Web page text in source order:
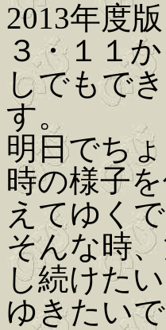
2013年度
３・１１
しでもで
す。
明日でち
時の様子
えてゆく
そんな時
し続けた
ゆきたい